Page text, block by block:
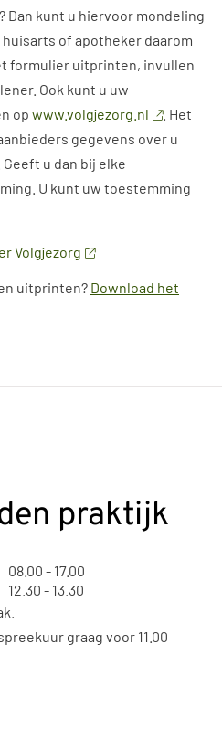
Dan kunt u hiervoor mondeling
of apotheker daarom
formulier uitprinten, invullen
Ook kunt u uw
op www.volgjezorg.nl
. Het
gegevens over u
u dan bij elke
U kunt uw toestemming
Volgjezorg
uitprinten? Download het
praktijk
08.00 - 17.00
12.30 - 13.30
graag voor 11.00